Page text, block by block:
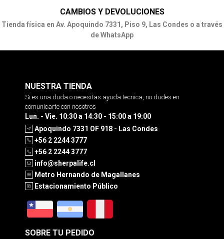
CAMBIOS Y DEVOLUCIONES
Tienda física en Av. Apoquindo 7331, Piso 9, Las Condes o a través
de WhatsApp
NUESTRA TIENDA
Si es una duda o necesitas ayuda tecnica, no dudes en
comunicarte con nosotros
Lun. - Vie. 10:30 a 14:30 - 15:00 a 19:00
Apoquindo 7331 OF 918 - Las Condes
+56 2 2244 3777
+56 2 2244 3777
info@sherpalife.cl
Metro Hernando de Magallanes
Estacionamiento Público
SOBRE TU PEDIDO